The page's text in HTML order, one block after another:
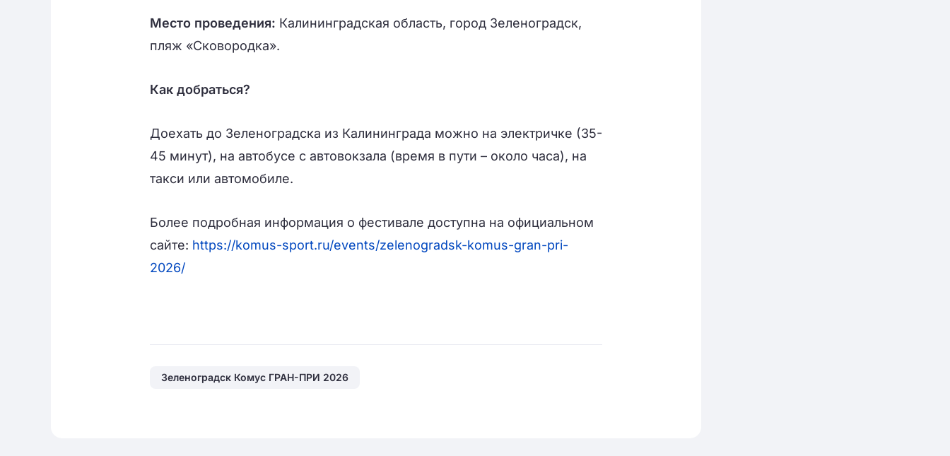
Место проведения: Калининградская область, город Зеленоградск,
пляж «Сковородка».
Как добраться?
Доехать до Зеленоградска из Калининграда можно на электричке (35-
45 минут), на автобусе с автовокзала (время в пути – около часа), на
такси или автомобиле.
Более подробная информация о фестивале доступна на официальном
сайте: https://komus-sport.ru/events/zelenogradsk-komus-gran-pri-
2026/
Зеленоградск Комус ГРАН-ПРИ 2026